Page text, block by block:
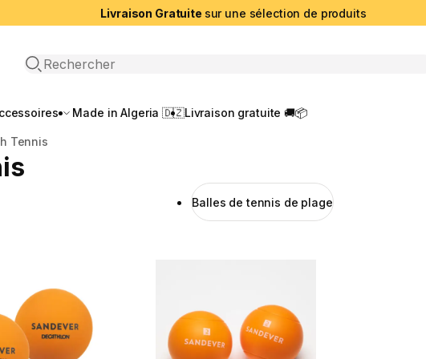
Livraison Gratuite sur une sélection de produits
Recherche ouverte
Made in Algeria 🇩🇿Livraison gratuite 🚚📦
Tennis
Balles de tennis de plage